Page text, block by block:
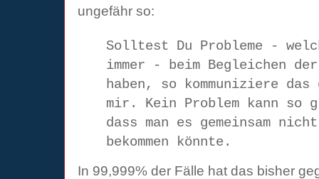
ungefähr so:
Solltest Du Probleme -
immer - beim Begleichen der
haben, so kommuniziere
mir. Kein Problem kann so
dass man es gemeinsam
bekommen könnte.
In 99,999% der Fälle hat das bisher